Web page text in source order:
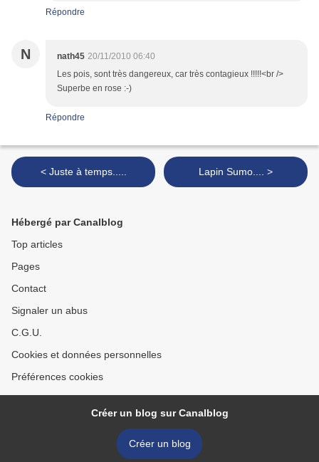
Répondre
N nath45 20/11/2010 06:40
Les pois, sont très dangereux, car très contagieux !!!!!<br />
Superbe en rose :-)
Répondre
< Juste à temps..... Lapin Sumo.... >
Hébergé par Canalblog
Top articles
Pages
Contact
Signaler un abus
C.G.U.
Cookies et données personnelles
Préférences cookies
Créer un blog sur Canalblog
Créer un blog